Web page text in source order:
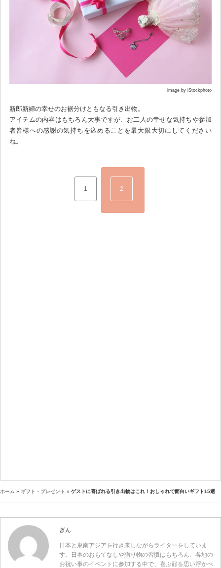
image by iStockphoto
新郎新婦の幸せのお裾分けともなる引き出物。
アイテムの内容はもちろん大事ですが、お二人の幸せな気持ちや参加
者皆様への感謝の気持ちを込めることを最大限大切にしてください
ね。
1 2
ホーム » ギフト・プレゼント » ゲストに喜ばれる引き出物はこれ！おしゃれで面白いギフト15選
ぎん
日本と東南アジアを行き来しながらライターをしていま
す。日本のおもてなしや贈り物の習慣はもちろん、各地の
お祝い事のイベントに参加する中で、喜ぶ顔を思い浮かべ